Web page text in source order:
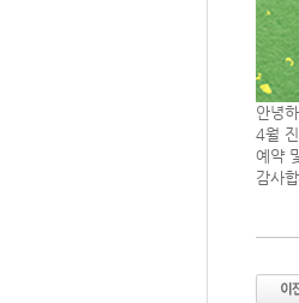
안녕
4월
예약
감사